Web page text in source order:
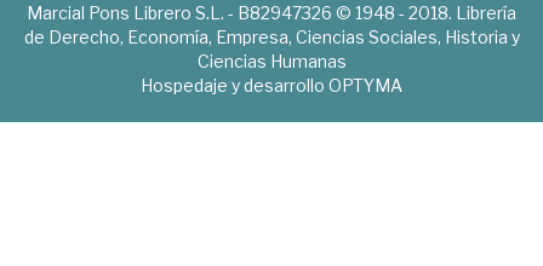
Marcial Pons Librero S.L. - B82947326 © 1948 - 2018. Librería
de Derecho, Economía, Empresa, Ciencias Sociales, Historia y
Ciencias Humanas
Hospedaje y desarrollo OPTYMA